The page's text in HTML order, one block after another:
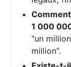
1 000
"un
million".